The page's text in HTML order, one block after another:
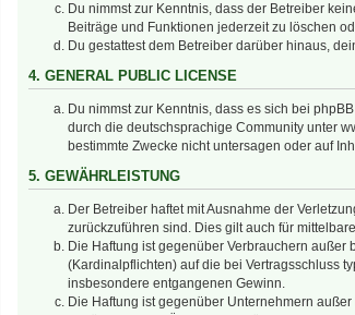
Du nimmst zur Kenntnis, dass der Betreiber
Beiträge und Funktionen jederzeit zu löschen
Du gestattest dem Betreiber darüber hinaus,
4. GENERAL PUBLIC LICENSE
Du nimmst zur Kenntnis, dass es sich bei
durch die deutschsprachige Community unter
bestimmte Zwecke nicht untersagen oder auf
5. GEWÄHRLEISTUNG
Der Betreiber haftet mit Ausnahme der
zurückzuführen sind. Dies gilt auch für
Die Haftung ist gegenüber Verbrauchern außer
(Kardinalpflichten) auf die bei Vertragsschluss
insbesondere entgangenen Gewinn.
Die Haftung ist gegenüber Unternehmern